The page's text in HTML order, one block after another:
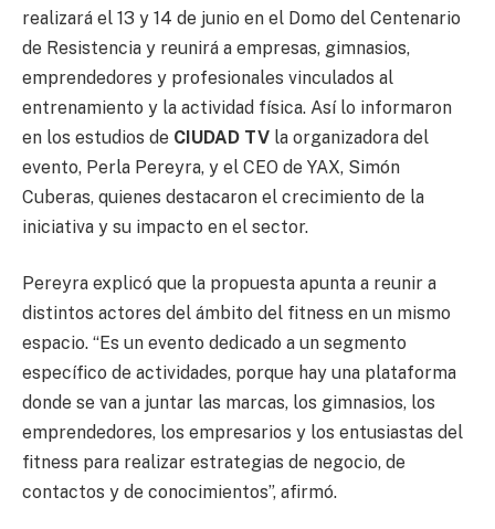
realizará el 13 y 14 de junio en el Domo del Centenario
de Resistencia y reunirá a empresas, gimnasios,
emprendedores y profesionales vinculados al
entrenamiento y la actividad física. Así lo informaron
en los estudios de CIUDAD TV la organizadora del
evento, Perla Pereyra, y el CEO de YAX, Simón
Cuberas, quienes destacaron el crecimiento de la
iniciativa y su impacto en el sector.
Pereyra explicó que la propuesta apunta a reunir a
distintos actores del ámbito del fitness en un mismo
espacio. “Es un evento dedicado a un segmento
específico de actividades, porque hay una plataforma
donde se van a juntar las marcas, los gimnasios, los
emprendedores, los empresarios y los entusiastas del
fitness para realizar estrategias de negocio, de
contactos y de conocimientos”, afirmó.